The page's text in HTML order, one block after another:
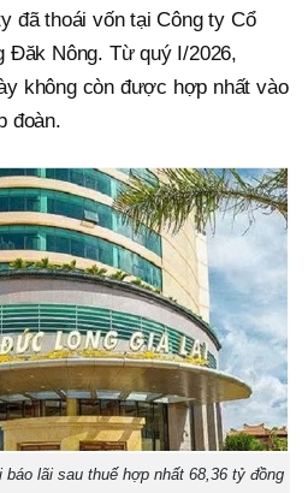
đã thoái vốn tại Công ty Cổ
Đăk Nông. Từ quý I/2026,
không còn được hợp nhất vào
đoàn.
lãi sau thuế hợp nhất 68,36 tỷ đồng